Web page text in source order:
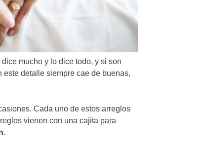
mucho y lo dice todo, y si son
detalle siempre cae de buenas,
Cada uno de estos arreglos
vienen con una cajita para
.